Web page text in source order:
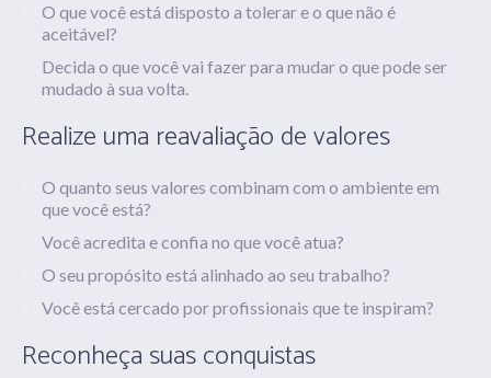
O que você está disposto a tolerar e o que não é
aceitável?
Decida o que você vai fazer para mudar o que pode ser
mudado à sua volta.
Realize uma reavaliação de valores
O quanto seus valores combinam com o ambiente em
que você está?
Você acredita e confia no que você atua?
O seu propósito está alinhado ao seu trabalho?
Você está cercado por profissionais que te inspiram?
Reconheça suas conquistas